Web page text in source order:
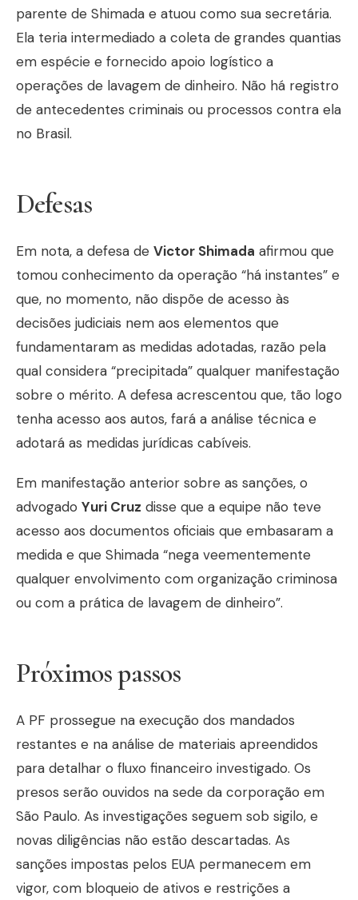
parente de Shimada e atuou como sua secretária.
Ela teria intermediado a coleta de grandes quantias
em espécie e fornecido apoio logístico a
operações de lavagem de dinheiro. Não há registro
de antecedentes criminais ou processos contra ela
no Brasil.
Defesas
Em nota, a defesa de Victor Shimada afirmou que
tomou conhecimento da operação “há instantes” e
que, no momento, não dispõe de acesso às
decisões judiciais nem aos elementos que
fundamentaram as medidas adotadas, razão pela
qual considera “precipitada” qualquer manifestação
sobre o mérito. A defesa acrescentou que, tão logo
tenha acesso aos autos, fará a análise técnica e
adotará as medidas jurídicas cabíveis.
Em manifestação anterior sobre as sanções, o
advogado Yuri Cruz disse que a equipe não teve
acesso aos documentos oficiais que embasaram a
medida e que Shimada “nega veementemente
qualquer envolvimento com organização criminosa
ou com a prática de lavagem de dinheiro”.
Próximos passos
A PF prossegue na execução dos mandados
restantes e na análise de materiais apreendidos
para detalhar o fluxo financeiro investigado. Os
presos serão ouvidos na sede da corporação em
São Paulo. As investigações seguem sob sigilo, e
novas diligências não estão descartadas. As
sanções impostas pelos EUA permanecem em
vigor, com bloqueio de ativos e restrições a